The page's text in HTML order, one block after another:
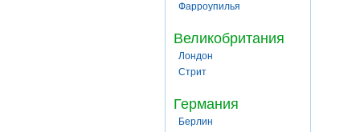
Фарроупилья
Великобритания
Лондон
Стрит
Германия
Берлин